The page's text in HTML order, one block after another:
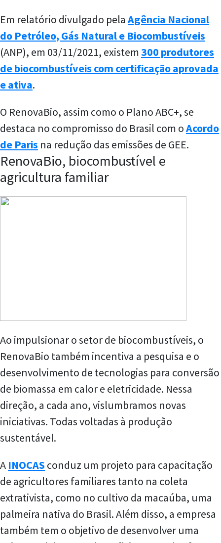
Em relatório divulgado pela Agência Nacional
do Petróleo, Gás Natural e Biocombustíveis
(ANP), em 03/11/2021, existem300 produtores
de biocombustíveis com certificação aprovada
e ativa.
O RenovaBio, assim como o Plano ABC+, se
destaca no compromisso do Brasil com oAcordo
de Paris na redução das emissões de GEE.
RenovaBio, biocombustível e
agricultura familiar
Ao impulsionar o setor de biocombustíveis, o
RenovaBio também incentiva a pesquisa e o
desenvolvimento de tecnologias para conversão
de biomassa em calor e eletricidade. Nessa
direção, a cada ano, vislumbramos novas
iniciativas. Todas voltadas à produção
sustentável.
A INOCAS conduz um projeto para capacitação
de agricultores familiares tanto na coleta
extrativista, como no cultivo da macaúba, uma
palmeira nativa do Brasil. Além disso, a empresa
também tem o objetivo de desenvolver uma